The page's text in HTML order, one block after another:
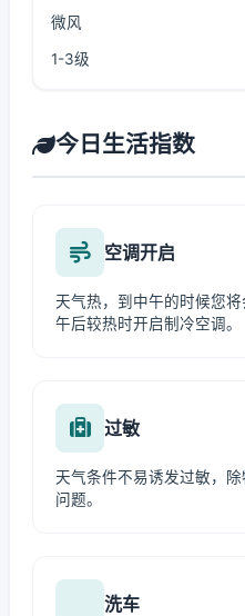
微风
1-3级
今日生活指数
空调开启
天气热，到中午的时候您
午后较热时开启制冷空调。
过敏
天气条件不易诱发过敏，
问题。
洗车